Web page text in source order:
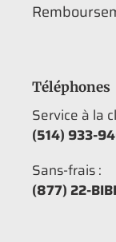
Téléphones
Service à la
(514) 933-
Sans-frais :
(877) 22-